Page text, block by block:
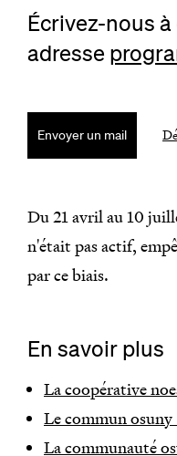
Écrivez-nous à
adresse
Envoyer un mail
Du 21 avril au 10
n'était pas actif,
par ce biais.
En savoir plus
La coopérative
Le commun osuny
La communauté